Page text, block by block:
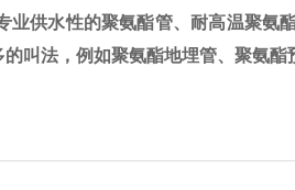
供水性的聚氨酯管、耐高温聚氨
叫法，例如聚氨酯地埋管、聚氨酯